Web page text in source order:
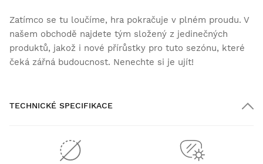
Zatímco se tu loučíme, hra pokračuje v plném proudu. V
našem obchodě najdete tým složený z jedinečných
produktů, jakož i nové přírůstky pro tuto sezónu, které
čeká zářná budoucnost. Nenechte si je ujít!
TECHNICKÉ SPECIFIKACE